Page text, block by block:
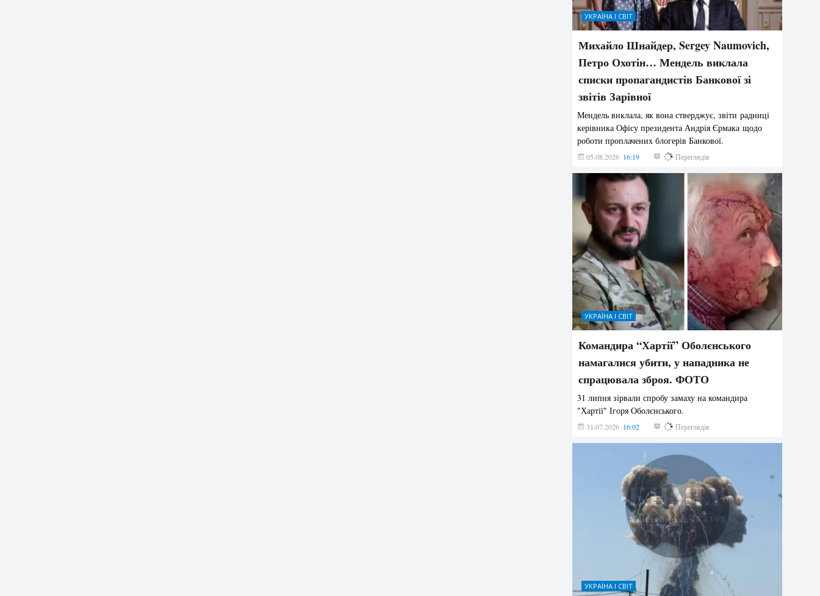
УКРАЇНА І СВІТ
Михайло Шнайдер, Sergey Naumovich,
Петро Охотін… Мендель виклала
списки пропагандистів Банкової зі
звітів Зарівної
Мендель виклала, як вона стверджує, звіти радниці
керівника Офісу президента Андрія Єрмака щодо
роботи проплачених блогерів Банкової.
05.08.2026 16:19 205 Переглядів
УКРАЇНА І СВІТ
Командира “Хартії” Оболєнського
намагалися убити, у нападника не
спрацювала зброя. ФОТО
31 липня зірвали спробу замаху на командира
"Хартії" Ігоря Оболєнського.
31.07.2026 16:02 198 Переглядів
УКРАЇНА І СВІТ